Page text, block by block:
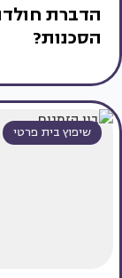
הדברת
הסכנות?
שיפוץ בית פרטי